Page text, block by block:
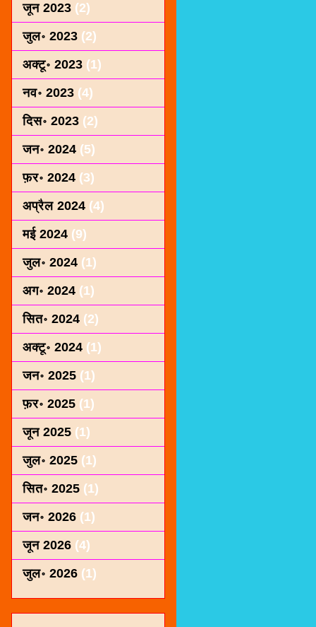
जून 2023 (2)
जुल॰ 2023 (2)
अक्टू॰ 2023 (1)
नव॰ 2023 (4)
दिस॰ 2023 (2)
जन॰ 2024 (5)
फ़र॰ 2024 (3)
अप्रैल 2024 (4)
मई 2024 (9)
जुल॰ 2024 (1)
अग॰ 2024 (1)
सित॰ 2024 (2)
अक्टू॰ 2024 (1)
जन॰ 2025 (1)
फ़र॰ 2025 (1)
जून 2025 (1)
जुल॰ 2025 (1)
सित॰ 2025 (1)
जन॰ 2026 (1)
जून 2026 (4)
जुल॰ 2026 (1)